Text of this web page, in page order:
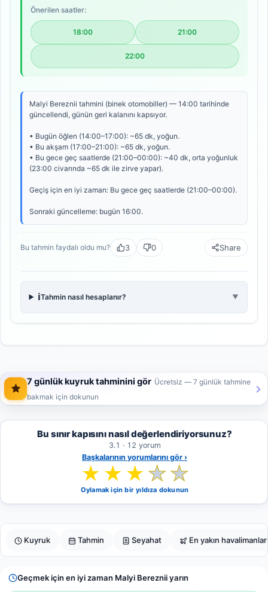
Kuyruk Tahmin Seyahat En yakın havalimanları
Önerilen saatler:
18:00 21:00
22:00
Malyi Bereznii tahmini (binek otomobiller) — 14:00 tarihinde
güncellendi, günün geri kalanını kapsıyor.
• Bugün öğlen (14:00–17:00): ~65 dk, yoğun.
• Bu akşam (17:00–21:00): ~65 dk, yoğun.
• Bu gece geç saatlerde (21:00–00:00): ~40 dk, orta yoğunluk
(23:00 civarında ~65 dk ile zirve yapar).
Geçiş için en iyi zaman: Bu gece geç saatlerde (21:00–00:00).
Sonraki güncelleme: bugün 16:00.
Bu tahmin faydalı oldu mu? 3 0 Share
ℹ️Tahmin nasıl hesaplanır? ▼
7 günlük kuyruk tahminini gör Ücretsiz — 7 günlük tahmine
bakmak için dokunun
Bu sınır kapısını nasıl değerlendiriyorsunuz?
3.1 · 12 yorum
Başkalarının yorumlarını gör ›
★ ★ ★ ★★
Oylamak için bir yıldıza dokunun
Geçmek için en iyi zaman Malyi Bereznii yarın